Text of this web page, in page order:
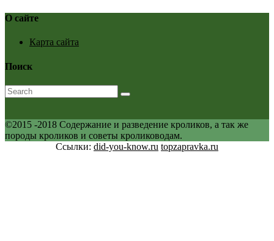
О сайте
Карта сайта
Поиск
©2015 -2018 Содержание и разведение кроликов, а так же
породы кроликов и советы кролиководам.
Ссылки: did-you-know.ru topzapravka.ru